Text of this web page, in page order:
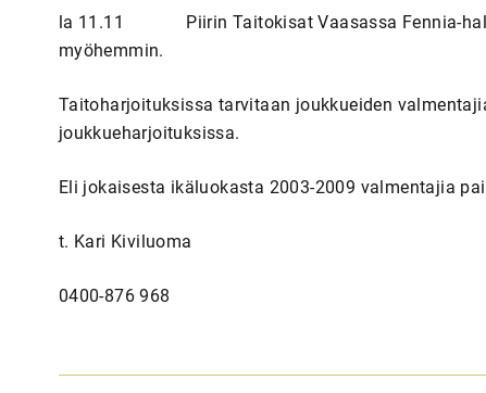
la 11.11 Piirin Taitokisat Vaasassa Fennia-
myöhemmin.
Taitoharjoituksissa tarvitaan joukkueiden
joukkueharjoituksissa.
Eli jokaisesta ikäluokasta 2003-2009 valmentajia
t. Kari Kiviluoma
0400-876 968